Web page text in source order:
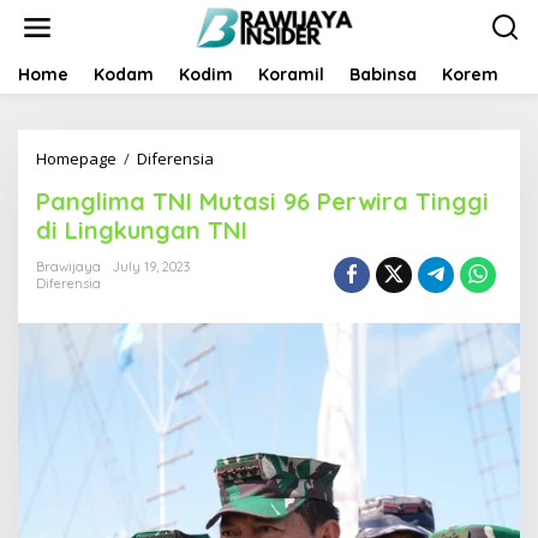
t
Home Kodam Kodim Koramil Babinsa Korem
Homepage / Diferensia
n
g
l
N
a
s
9
Panglima TNI Mutasi 96 Perwira Tinggi
di Lingkungan TNI
Brawijaya
July 19, 2023
Diferensia